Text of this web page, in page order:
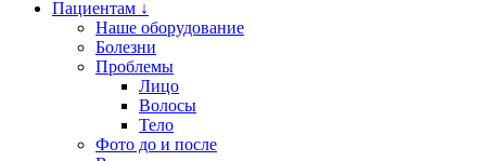
Пациентам ↓
Наше оборудование
Болезни
Проблемы
Лицо
Волосы
Тело
Фото до и после